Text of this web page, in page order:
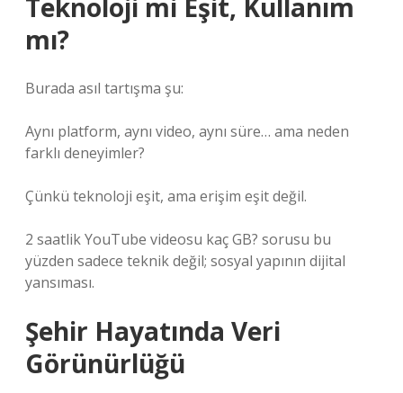
Teknoloji mi Eşit, Kullanım
mı?
Burada asıl tartışma şu:
Aynı platform, aynı video, aynı süre… ama neden
farklı deneyimler?
Çünkü teknoloji eşit, ama erişim eşit değil.
2 saatlik YouTube videosu kaç GB? sorusu bu
yüzden sadece teknik değil; sosyal yapının dijital
yansıması.
Şehir Hayatında Veri
Görünürlüğü